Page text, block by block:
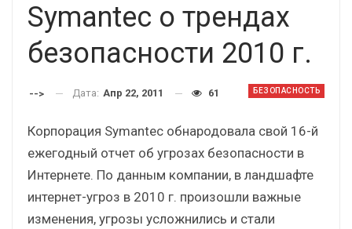
Symantec о трендах
безопасности 2010 г.
БЕЗОПАСНОСТЬ
--> Дата: Апр 22, 2011 61
Корпорация Symantec обнародовала свой 16-й
ежегодный отчет об угрозах безопасности в
Интернете. По данным компании, в ландшафте
интернет-угроз в 2010 г. произошли важные
изменения, угрозы усложнились и стали